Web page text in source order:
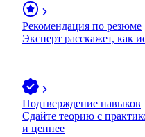
Рекомендация по резюме
Эксперт расскажет, как
Подтверждение навыков
Сдайте теорию с
и ценнее